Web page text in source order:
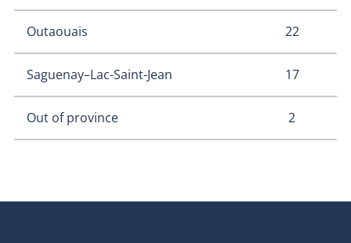
Outaouais 22
Saguenay–Lac-Saint-Jean 17
Out of province 2